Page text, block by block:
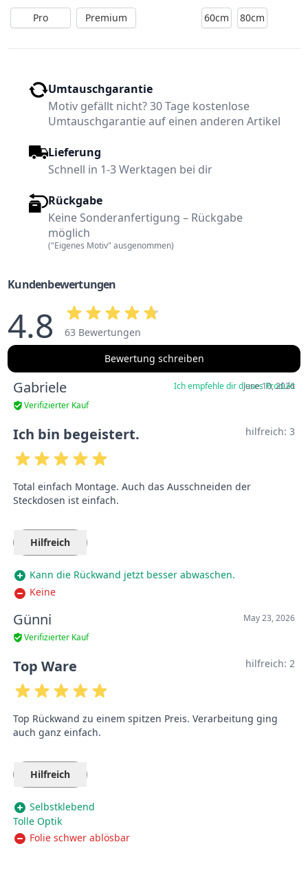
Pro
Premium
60cm
80cm
Umtauschgarantie
Motiv gefällt nicht? 30 Tage kostenlose
Umtauschgarantie auf einen anderen Artikel
Lieferung
Schnell in 1-3 Werktagen bei dir
Rückgabe
Keine Sonderanfertigung – Rückgabe
möglich
("Eigenes Motiv" ausgenommen)
Kundenbewertungen
4.8
63 Bewertungen
Bewertung schreiben
Gabriele
Verifizierter Kauf
June 10, 2026
Ich empfehle dir dieses Produkt
Ich bin begeistert. hilfreich: 3
Total einfach Montage. Auch das Ausschneiden der
Steckdosen ist einfach.
Hilfreich
Kann die Rückwand jetzt besser abwaschen.
Keine
Günni
Verifizierter Kauf
May 23, 2026
Top Ware hilfreich: 2
Top Rückwand zu einem spitzen Preis. Verarbeitung ging
auch ganz einfach.
Hilfreich
Selbstklebend
Tolle Optik
Folie schwer ablösbar